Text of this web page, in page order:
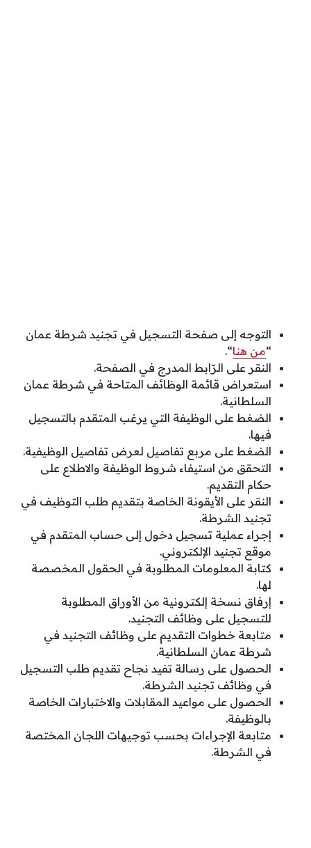
التوجه إلى صفحة التسجيل في تجنيد شرطة عمان
“من هنا“.
النقر على الرّابط المدرج في الصفحة.
استعراض قائمة الوظائف المتاحة في شرطة عمان
السلطانية.
الضغط على الوظيفة التي يرغب المتقدم بالتسجيل
فيها.
الضغط على مربع تفاصيل لعرض تفاصيل الوظيفية.
التحقق من استيفاء شروط الوظيفة والاطلاع على
حكام التقديم.
النقر على الأيقونة الخاصة بتقديم طلب التوظيف في
تجنيد الشرطة.
إجراء عملية تسجيل دخول إلى حساب المتقدم في
موقع تجنيد الإلكتروني.
كتابة المعلومات المطلوبة في الحقول المخصصة
لها.
إرفاق نسخة إلكترونية من الأوراق المطلوبة
للتسجيل على وظائف التجنيد.
متابعة خطوات التقديم على وظائف التجنيد في
شرطة عمان السلطانية.
الحصول على رسالة تفيد نجاح تقديم طلب التسجيل
في وظائف تجنيد الشرطة.
الحصول على مواعيد المقابلات والاختبارات الخاصة
بالوظيفة.
متابعة الإجراءات بحسب توجيهات اللجان المختصة
في الشرطة.